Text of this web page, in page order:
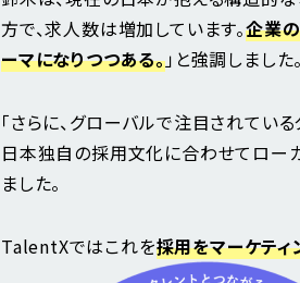
方で、求人数は増加しています。企業
ーマになりつつある。」と強調しました。
「さらに、グローバルで注目されてい
日本独自の採用文化に合わせてロー
ました。
TalentXではこれを採用をマーケテ